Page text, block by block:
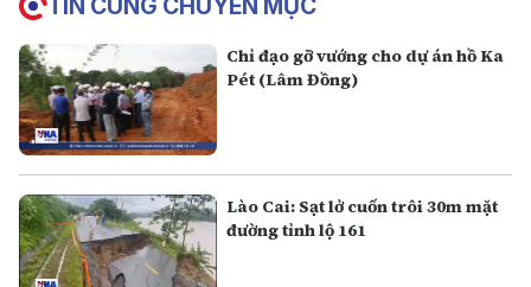
TIN CÙNG CHUYÊN MỤC
Chỉ đạo gỡ vướng cho dự án hồ Ka
Pét (Lâm Đồng)
Lào Cai: Sạt lở cuốn trôi 30m mặt
đường tỉnh lộ 161